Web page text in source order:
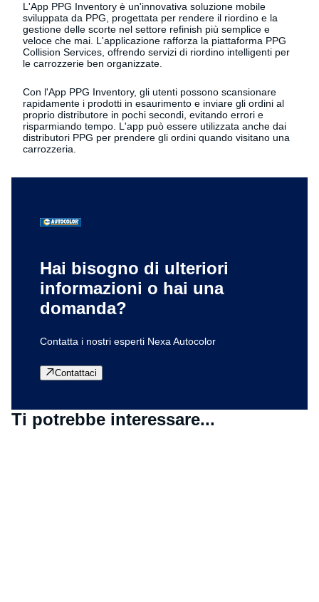
L'App PPG Inventory è un'innovativa soluzione mobile
sviluppata da PPG, progettata per rendere il riordino e la
gestione delle scorte nel settore refinish più semplice e
veloce che mai. L'applicazione rafforza la piattaforma PPG
Collision Services, offrendo servizi di riordino intelligenti per
le carrozzerie ben organizzate.
Con l'App PPG Inventory, gli utenti possono scansionare
rapidamente i prodotti in esaurimento e inviare gli ordini al
proprio distributore in pochi secondi, evitando errori e
risparmiando tempo. L'app può essere utilizzata anche dai
distributori PPG per prendere gli ordini quando visitano una
carrozzeria.
Hai bisogno di ulteriori
informazioni o hai una
domanda?
Contatta i nostri esperti Nexa Autocolor
Contattaci
Ti potrebbe interessare...